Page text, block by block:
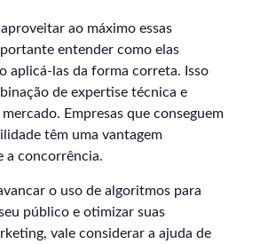
ao máximo essas
entender como elas
aplicá-las da forma correta. Isso
de expertise técnica e
Empresas que conseguem
têm uma vantagem
a concorrência.
o uso de algoritmos para
público e otimizar suas
vale considerar a ajuda de